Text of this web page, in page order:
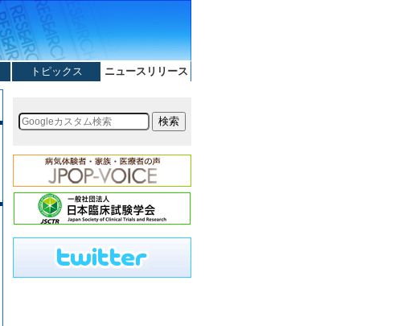
トピックス ニュースリリース